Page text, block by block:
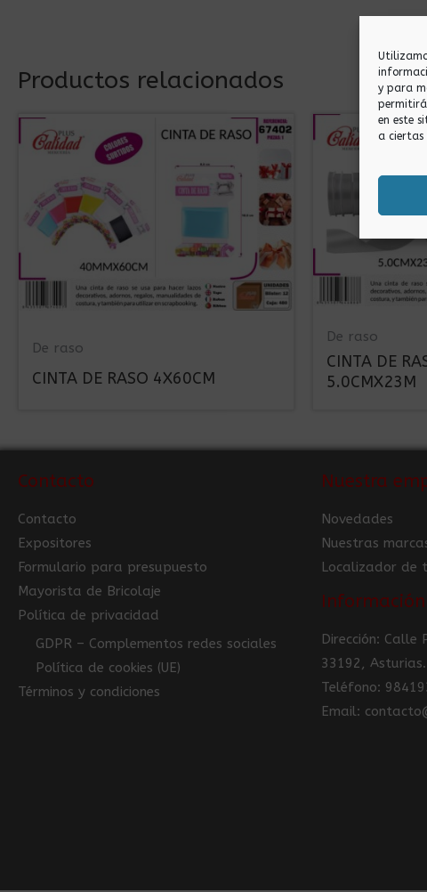
y para
permitirá
en este
a ciertas
Productos relacionados
De raso
CINTA DE RASO 4X60CM
De raso
CINTA DE
5.0CMX23M
Contacto
Contacto
Expositores
Formulario para presupuesto
Mayorista de Bricolaje
Política de privacidad
GDPR – Complementos redes sociales
Política de cookies (UE)
Términos y condiciones
Nuestra
Novedades
Nuestras
Localizador de
Dirección: Calle
33192, Asturias.
Teléfono:
Email: